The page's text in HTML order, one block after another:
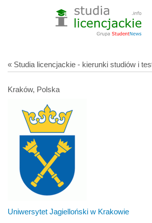
« Studia licencjackie - kierunki studiów i
Kraków, Polska
Uniwersytet Jagielloński w Krakowie